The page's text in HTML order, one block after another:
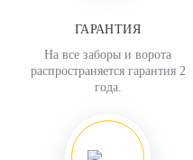
ГАРАНТИЯ
На все заборы и ворота
распространяется гарантия 2
года.